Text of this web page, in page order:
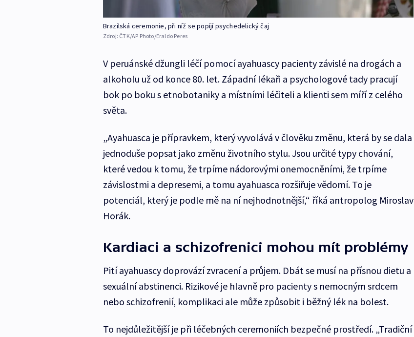
Brazilská ceremonie, při níž se popíjí psychedelický čaj
Zdroj: ČTK/AP Photo/Eraldo Peres
V peruánské džungli léčí pomocí ayahuascy pacienty závislé na drogách a
alkoholu už od konce 80. let. Západní lékaři a psychologové tady pracují
bok po boku s etnobotaniky a místními léčiteli a klienti sem míří z celého
světa.
„Ayahuasca je přípravkem, který vyvolává v člověku změnu, která by se dala
jednoduše popsat jako změnu životního stylu. Jsou určité typy chování,
které vedou k tomu, že trpíme nádorovými onemocněními, že trpíme
závislostmi a depresemi, a tomu ayahuasca rozšiřuje vědomí. To je
potenciál, který je podle mě na ní nejhodnotnější,“ říká antropolog Miroslav
Horák.
Kardiaci a schizofrenici mohou mít problémy
Pití ayahuascy doprovází zvracení a průjem. Dbát se musí na přísnou dietu a
sexuální abstinenci. Rizikové je hlavně pro pacienty s nemocným srdcem
nebo schizofrenií, komplikaci ale může způsobit i běžný lék na bolest.
To nejdůležitější je při léčebných ceremoniích bezpečné prostředí. „Tradiční